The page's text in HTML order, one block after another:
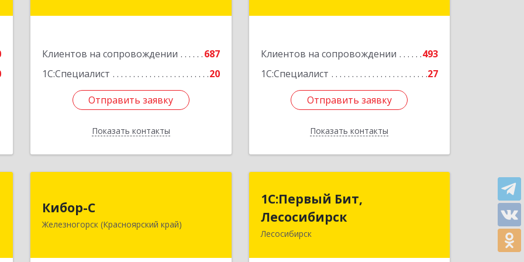
Клиентов на сопровождении
687
1С:Специалист
20
Отправить заявку
Показать контакты
Отправить заявку
Назад
Клиентов на сопровождении
493
1С:Специалист
27
Отправить заявку
Показать контакты
Отправить заявку
Назад
Кибор-С
Железногорск (Красноярский край)
Железногорск г, Белорусская ул, дом
1С:Первый Бит,
Лесосибирск
Лесосибирск
Лесосибирск
662544, Красноярский край,